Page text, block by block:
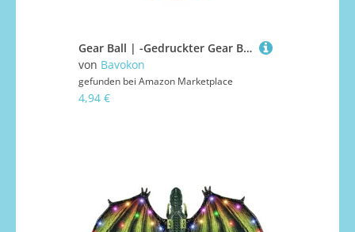
Gear Ball | -Gedruckter Gear Ball | Spin Ball Cube Fidget Ball Toy | Stress Und Angst Entspannendes Fidget Toy | Das Steampunk-Wirbelwunder Fidget Gear Ball Für Sensorische Bedürfnisse Und Autismus
von Bavokon
gefunden bei Amazon Marketplace
4,94 €